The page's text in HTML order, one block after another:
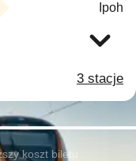
Ipoh
3 stacje
koszt biletu